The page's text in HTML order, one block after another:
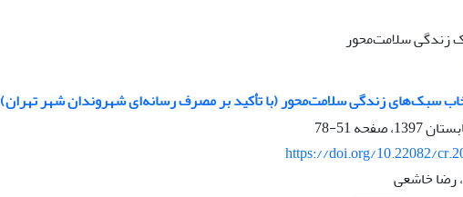
زندگی سلامت‌محور
سبک‌های زندگی سلامت‌محور (با تأکید بر مصرف رسانه‌ای شهروندان شهر تهران)
51-78
https://doi.org/10.22082/
رضا خاشعی